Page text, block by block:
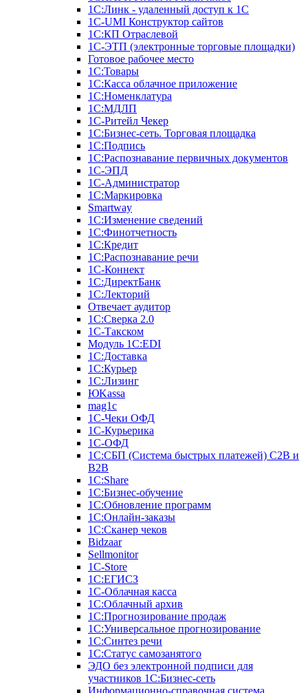
1С:Линк - удаленный доступ к 1С
1С-UMI Конструктор сайтов
1С:КП Отраслевой
1С-ЭТП (электронные торговые площадки)
Готовое рабочее место
1С:Товары
1С:Касса облачное приложение
1С:Номенклатура
1С:МДЛП
1C-Ритейл Чекер
1C:Бизнес-сеть. Торговая площадка
1С:Подпись
1С:Распознавание первичных документов
1С-ЭПД
1С-Администратор
1С:Маркировка
Smartway
1С:Изменение сведений
1С:Финотчетность
1С:Кредит
1С:Распознавание речи
1С-Коннект
1С:ДиректБанк
1С:Лекторий
Отвечает аудитор
1С:Сверка 2.0
1С-Такском
Модуль 1C:EDI
1С:Доставка
1С:Курьер
1С:Лизинг
ЮKassa
mag1c
1С-Чеки ОФД
1С-Курьерика
1С-ОФД
1С:СБП (Система быстрых платежей) C2B и
B2B
1С:Share
1С:Бизнес-обучение
1С:Обновление программ
1С:Онлайн-заказы
1С:Сканер чеков
Bidzaar
Sellmonitor
1C-Store
1С:ЕГИСЗ
1С-Облачная касса
1С:Облачный архив
1С:Прогнозирование продаж
1С:Универсальное прогнозирование
1С:Синтез речи
1С:Статус самозанятого
ЭДО без электронной подписи для
участников 1С:Бизнес-сеть
Информационно-справочная система